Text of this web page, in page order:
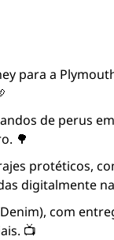
para a
de perus
🌳
protéticos,
digitalmente
com
📺